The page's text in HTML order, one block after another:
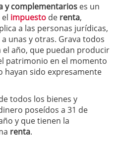
y complementarios es un
impuesto de renta,
a las personas jurídicas,
unas y otras. Grava todos
el año, que puedan producir
patrimonio en el momento
hayan sido expresamente
todos los bienes y
poseídos a 31 de
y que tienen la
renta.